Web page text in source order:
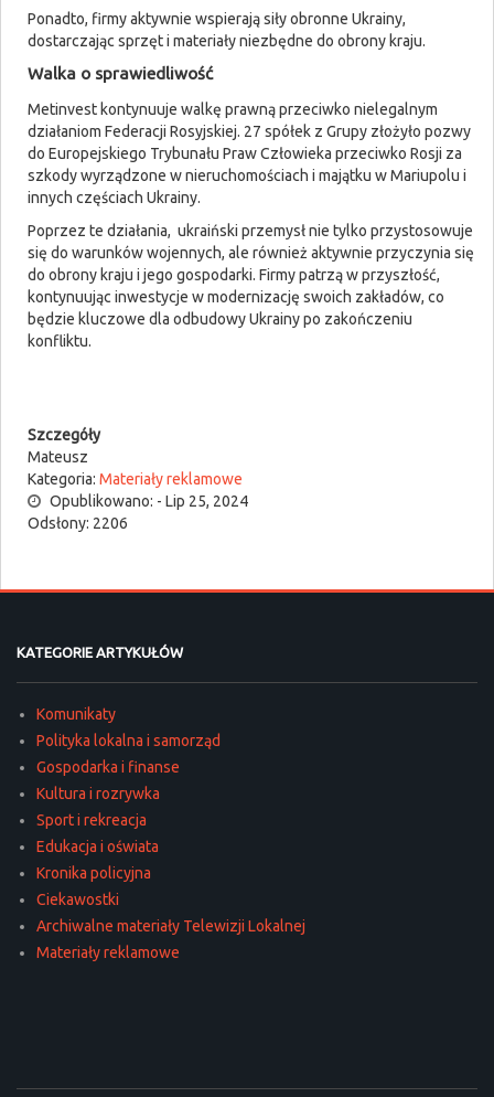
Ponadto, firmy aktywnie wspierają siły obronne Ukrainy,
dostarczając sprzęt i materiały niezbędne do obrony kraju.
Walka o sprawiedliwość
Metinvest kontynuuje walkę prawną przeciwko nielegalnym
działaniom Federacji Rosyjskiej. 27 spółek z Grupy złożyło pozwy
do Europejskiego Trybunału Praw Człowieka przeciwko Rosji za
szkody wyrządzone w nieruchomościach i majątku w Mariupolu i
innych częściach Ukrainy.
Poprzez te działania, ukraiński przemysł nie tylko przystosowuje
się do warunków wojennych, ale również aktywnie przyczynia się
do obrony kraju i jego gospodarki. Firmy patrzą w przyszłość,
kontynuując inwestycje w modernizację swoich zakładów, co
będzie kluczowe dla odbudowy Ukrainy po zakończeniu
konfliktu.
Szczegóły
Mateusz
Kategoria: Materiały reklamowe
Opublikowano: - Lip 25, 2024
Odsłony: 2206
KATEGORIE ARTYKUŁÓW
Komunikaty
Polityka lokalna i samorząd
Gospodarka i finanse
Kultura i rozrywka
Sport i rekreacja
Edukacja i oświata
Kronika policyjna
Ciekawostki
Archiwalne materiały Telewizji Lokalnej
Materiały reklamowe